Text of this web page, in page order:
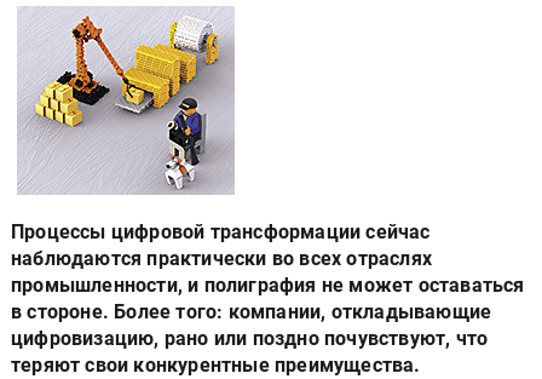
Процессы цифровой трансформации сейчас
наблюдаются практически во всех отраслях
промышленности, и полиграфия не может оставаться
в стороне. Более того: компании, откладывающие
цифровизацию, рано или поздно почувствуют, что
теряют свои конкурентные преимущества.